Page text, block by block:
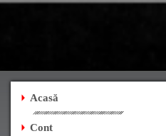
Acasă
Cont